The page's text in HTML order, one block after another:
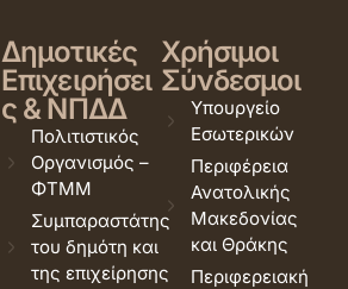
Δημοτικές
Επιχειρήσει
ς & ΝΠΔΔ
Πολιτιστικός
Οργανισμός –
ΦΤΜΜ
Συμπαραστάτης
του δημότη και
της επιχείρησης
Χρήσιμοι
Σύνδεσμοι
Υπουργείο
Εσωτερικών
Περιφέρεια
Ανατολικής
Μακεδονίας
και Θράκης
Περιφερειακή